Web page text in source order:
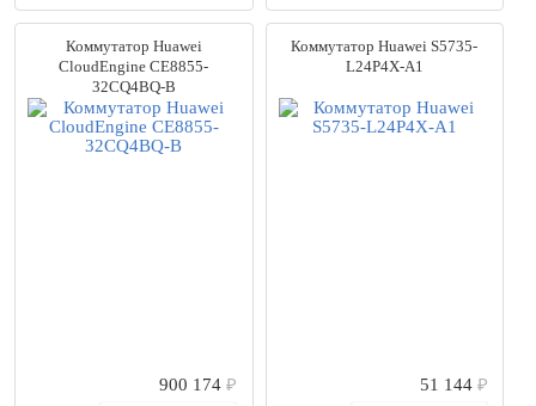
Коммутатор Huawei
CloudEngine CE8855-
32CQ4BQ-B
900 174₽
Коммутатор Huawei S5735-
L24P4X-A1
51 144 ₽